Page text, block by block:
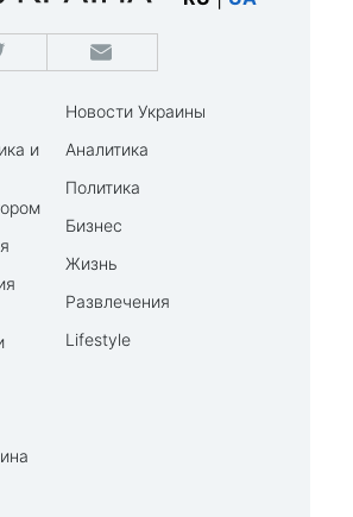
и
Новости Украины
Аналитика
Политика
Бизнес
Жизнь
Развлечения
Lifestyle